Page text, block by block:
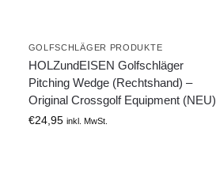
GOLFSCHLÄGER PRODUKTE
HOLZundEISEN Golfschläger
Pitching Wedge (Rechtshand) –
Original Crossgolf Equipment (NEU)
€24,95 inkl. MwSt.